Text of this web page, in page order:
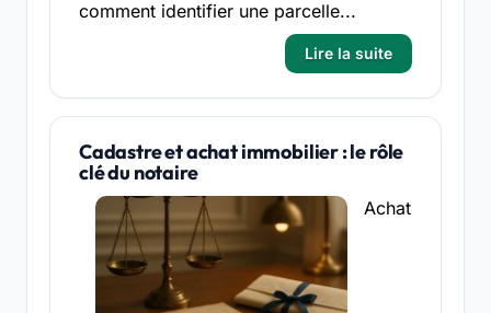
comment identifier une parcelle...
Lire la suite
Cadastre et achat immobilier : le rôle
clé du notaire
Achat